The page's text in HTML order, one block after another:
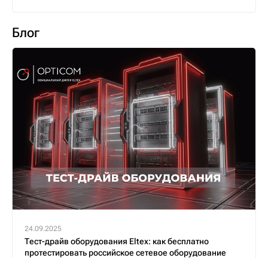
Блог
24.09.2025
Тест-драйв оборудования Eltex: как бесплатно
протестировать российское сетевое оборудование